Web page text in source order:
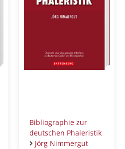
Bibliographie zur
deutschen Phaleristik
Jörg Nimmergut